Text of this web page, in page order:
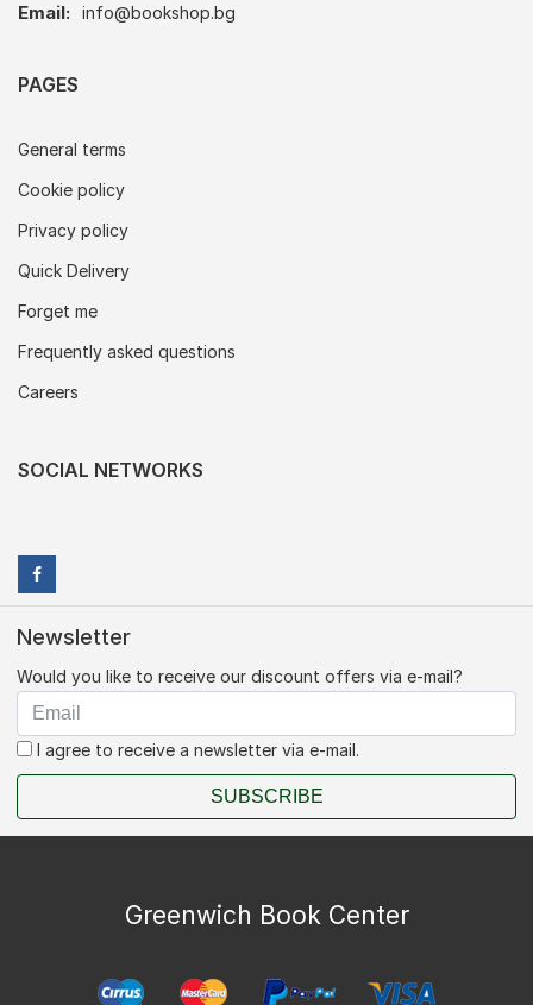
Email: info@bookshop.bg
PAGES
General terms
Cookie policy
Privacy policy
Quick Delivery
Forget me
Frequently asked questions
Careers
SOCIAL NETWORKS
Newsletter
Would you like to receive our discount offers via e-mail?
I agree to receive a newsletter via e-mail.
SUBSCRIBE
Greenwich Book Center